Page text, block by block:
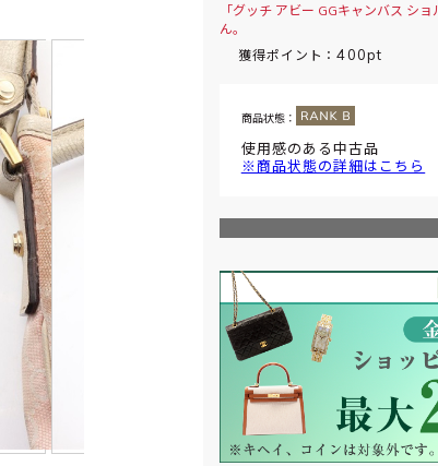
「グッチ アビー GGキャンバス シ
ん。
獲得ポイント：400pt
商品状態：
使用感のある中古品
※商品状態の詳細はこちら